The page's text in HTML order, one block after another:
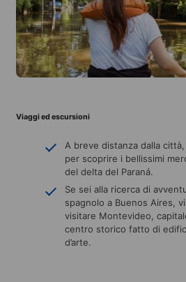
Viaggi ed escursioni
A breve distanza dalla
per scoprire i bellissimi
del delta del Paraná.
Se sei alla ricerca di
spagnolo a Buenos Aires,
visitare Montevideo,
centro storico fatto di
d’arte.